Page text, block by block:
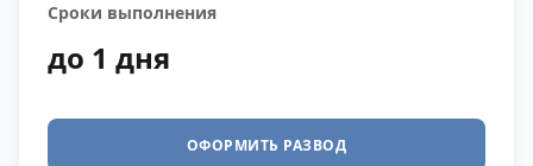
Сроки выполнения
до 1 дня
ОФОРМИТЬ РАЗВОД